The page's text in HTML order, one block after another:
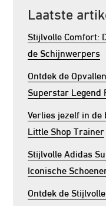
Laatste
Stijlvolle Comfort:
de Schijnwerpers
Ontdek de
Superstar Legend
Verlies jezelf in de
Little Shop Trainer
Stijlvolle Adidas
Iconische
Ontdek de